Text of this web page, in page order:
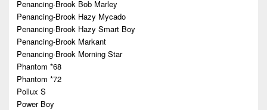
Penancing-Brook Bob Marley
Penancing-Brook Hazy Mycado
Penancing-Brook Hazy Smart Boy
Penancing-Brook Markant
Penancing-Brook Morning Star
Phantom *68
Phantom *72
Pollux S
Power Boy